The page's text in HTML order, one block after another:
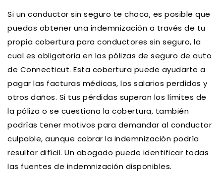
Si un conductor sin seguro te choca, es posible que
puedas obtener una indemnización a través de tu
propia cobertura para conductores sin seguro, la
cual es obligatoria en las pólizas de seguro de auto
de Connecticut. Esta cobertura puede ayudarte a
pagar las facturas médicas, los salarios perdidos y
otros daños. Si tus pérdidas superan los límites de
la póliza o se cuestiona la cobertura, también
podrías tener motivos para demandar al conductor
culpable, aunque cobrar la indemnización podría
resultar difícil. Un abogado puede identificar todas
las fuentes de indemnización disponibles.